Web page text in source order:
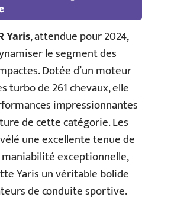
Yaris, attendue pour 2024,
le segment des
Dotée d’un moteur
turbo de 261 chevaux, elle
impressionnantes
de cette catégorie. Les
une excellente tenue de
exceptionnelle,
Yaris un véritable bolide
de conduite sportive.